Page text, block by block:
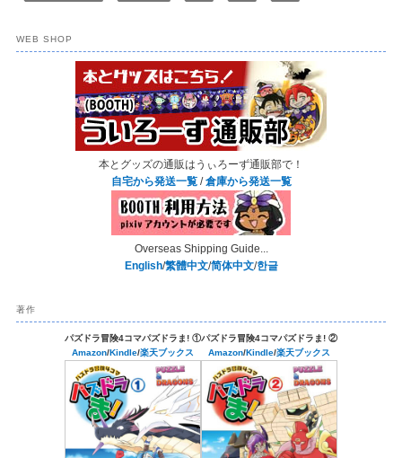
WEB SHOP
本とグッズの通販はうぃろーず通販部で！
自宅から発送一覧/倉庫から発送一覧
Overseas Shipping Guide...
English/繁體中文/简体中文/한글
著作
パズドラ冒険4コマパズドラま! ①
Amazon/Kindle/楽天ブックス
パズドラ冒険4コマパズドラま! ②
Amazon/Kindle/楽天ブックス